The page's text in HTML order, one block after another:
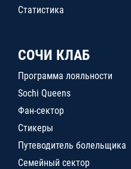
Статистика
СОЧИ КЛАБ
Программа лояльности
Sochi Queens
Фан-сектор
Стикеры
Путеводитель болельщика
Семейный сектор